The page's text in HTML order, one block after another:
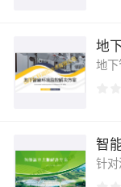
地
智